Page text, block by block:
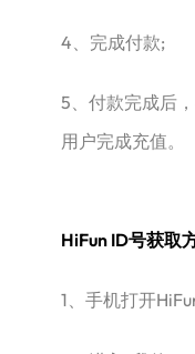
4、完成付款;
5、付款完成后
用户完成充值。
HiFun ID号获取
1、手机打开